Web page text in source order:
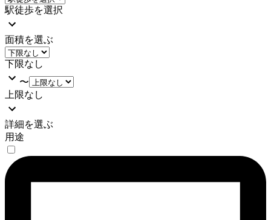
駅徒歩を選択
面積を選ぶ
下限なし
〜
上限なし
詳細を選ぶ
用途